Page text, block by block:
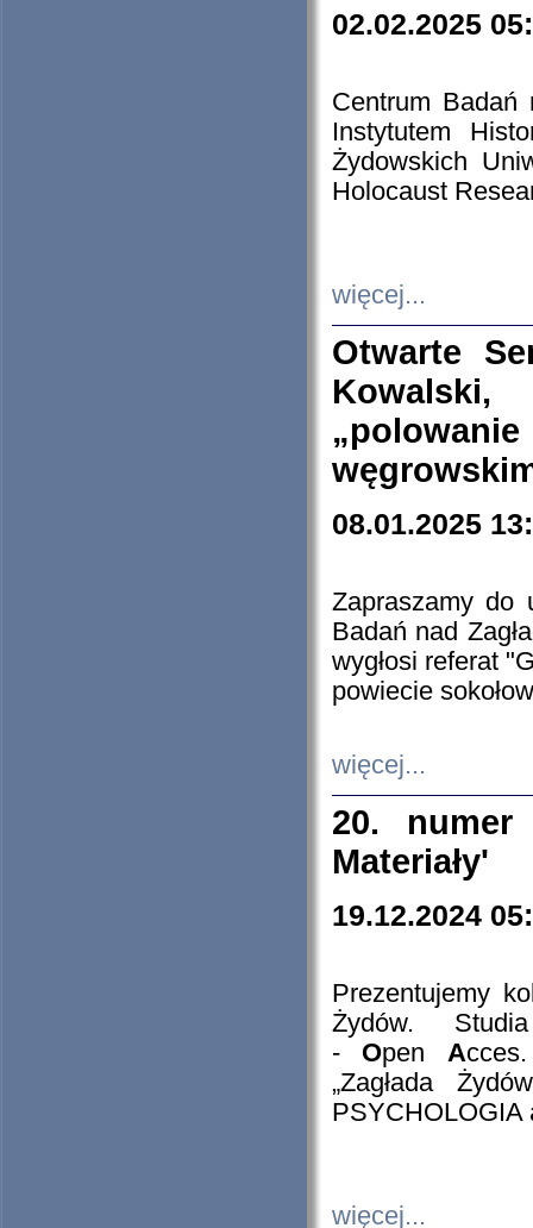
02.02.2025
Centrum Badań
Instytutem
Żydowskich
Holocaust
więcej...
Otwarte
08.01.2025
Zapraszamy do
Badań nad
wygłosi referat
powiecie
więcej...
20. numer
Materiały'
19.12.2024
Prezentujemy
Żydów.
- Open A
„Zagłada
PSYCHOLOGIA
więcej...